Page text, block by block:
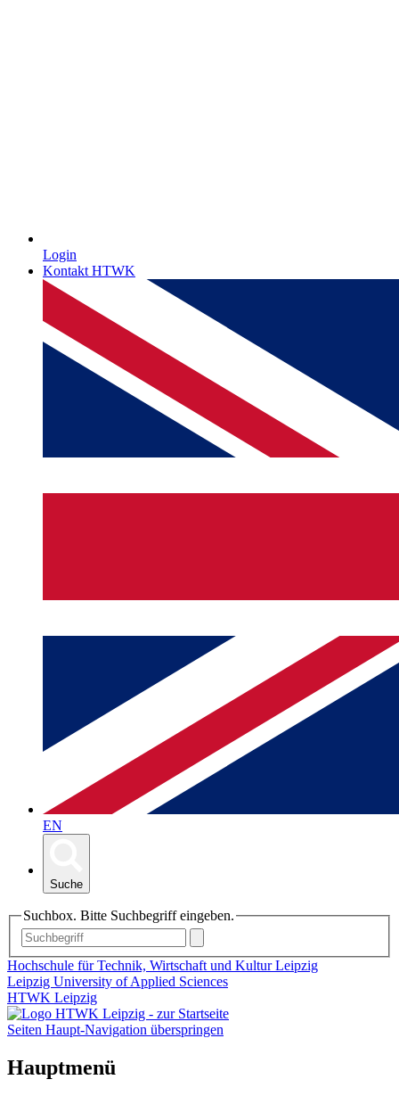
Login
Kontakt HTWK
EN
Suche
Suchbox. Bitte Suchbegriff eingeben.
Hochschule für Technik, Wirtschaft und Kultur Leipzig
Leipzig University of Applied Sciences
HTWK Leipzig
Seiten Haupt-Navigation überspringen
Hauptmenü